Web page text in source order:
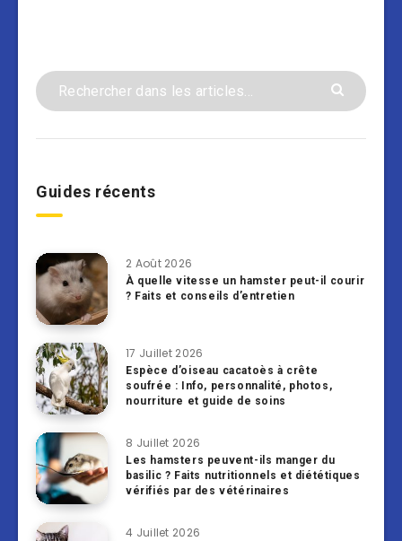
Guides récents
2 Août 2026
À quelle vitesse un hamster peut-il courir
? Faits et conseils d’entretien
17 Juillet 2026
Espèce d’oiseau cacatoès à crête
soufrée : Info, personnalité, photos,
nourriture et guide de soins
8 Juillet 2026
Les hamsters peuvent-ils manger du
basilic ? Faits nutritionnels et diététiques
vérifiés par des vétérinaires
4 Juillet 2026